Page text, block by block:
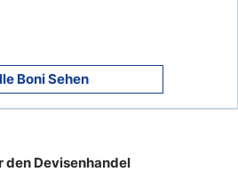
Boni Sehen
den Devisenhandel